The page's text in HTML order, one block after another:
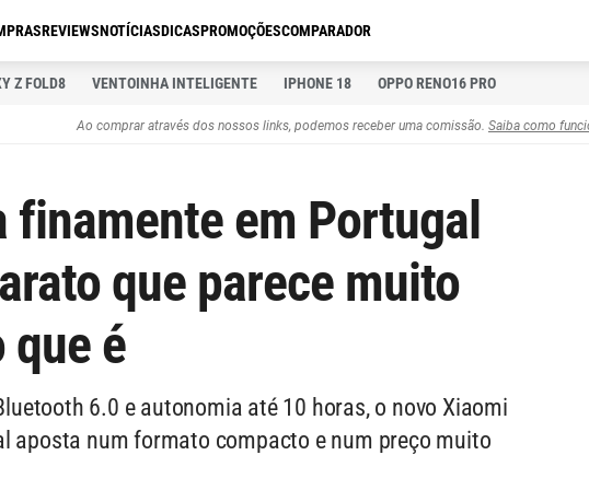
REVIEWSNOTÍCIASDICASPROMOÇÕESCOMPARADOR
Z FOLD8 VENTOINHA INTELIGENTE IPHONE 18 OPPO RENO16 PRO
Ao comprar através dos nossos links, podemos receber uma comissão. Saiba como
finamente em Portugal
que parece muito
que é
6.0 e autonomia até 10 horas, o novo Xiaomi
aposta num formato compacto e num preço muito